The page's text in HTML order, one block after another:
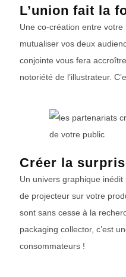
L’union fait la
Une co-création entre
mutualiser vos deux
conjointe vous fera
notoriété de l’illustrateur.
Créer la
Un univers graphique
de projecteur sur votre
sont sans cesse à la
packaging collector, c’est
consommateurs !